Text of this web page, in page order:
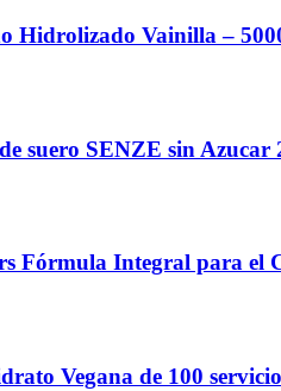
Hidrolizado Vainilla –
suero SENZE sin Azucar
Fórmula Integral para el
Vegana de 100